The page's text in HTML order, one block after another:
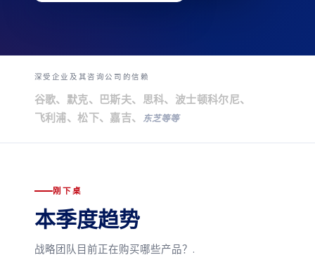
深受企业及其咨询公司的信赖
谷歌、 默克、巴斯夫、 思科、波士顿科尔尼、
飞利浦、松下、 嘉吉、 东芝等等
刚下桌
本季度趋势
战略团队目前正在购买哪些产品？.